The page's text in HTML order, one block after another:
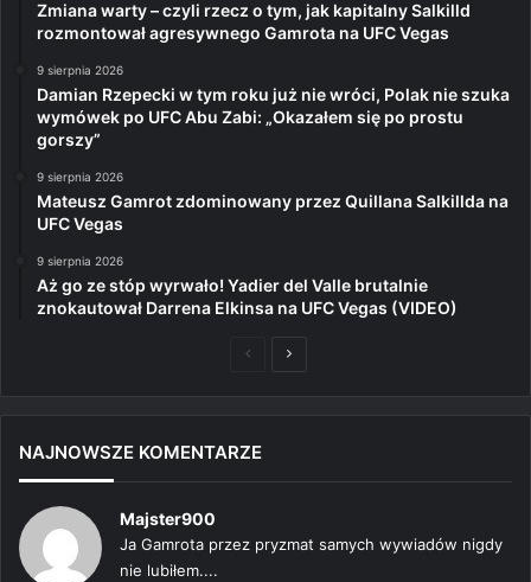
Zmiana warty – czyli rzecz o tym, jak kapitalny Salkilld
rozmontował agresywnego Gamrota na UFC Vegas
9 sierpnia 2026
Damian Rzepecki w tym roku już nie wróci, Polak nie szuka
wymówek po UFC Abu Zabi: „Okazałem się po prostu
gorszy”
9 sierpnia 2026
Mateusz Gamrot zdominowany przez Quillana Salkillda na
UFC Vegas
9 sierpnia 2026
Aż go ze stóp wyrwało! Yadier del Valle brutalnie
znokautował Darrena Elkinsa na UFC Vegas (VIDEO)
PoprzedniaNastępna
NAJNOWSZE KOMENTARZE
Majster900
Ja Gamrota przez pryzmat samych wywiadów nigdy
nie lubiłem....